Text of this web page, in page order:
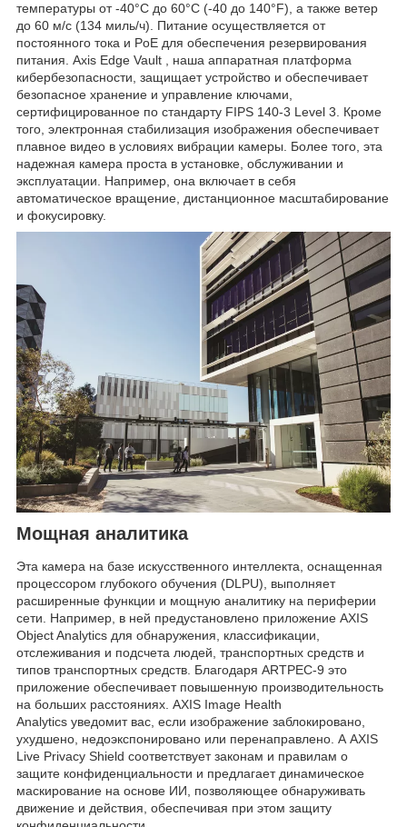
температуры от -40°C до 60°C (-40 до 140°F), а также ветер
до 60 м/с (134 миль/ч). Питание осуществляется от
постоянного тока и PoE для обеспечения резервирования
питания. Axis Edge Vault , наша аппаратная платформа
кибербезопасности, защищает устройство и обеспечивает
безопасное хранение и управление ключами,
сертифицированное по стандарту FIPS 140-3 Level 3. Кроме
того, электронная стабилизация изображения обеспечивает
плавное видео в условиях вибрации камеры. Более того, эта
надежная камера проста в установке, обслуживании и
эксплуатации. Например, она включает в себя
автоматическое вращение, дистанционное масштабирование
и фокусировку.
Мощная аналитика
Эта камера на базе искусственного интеллекта, оснащенная
процессором глубокого обучения (DLPU), выполняет
расширенные функции и мощную аналитику на периферии
сети. Например, в ней предустановлено приложение AXIS
Object Analytics для обнаружения, классификации,
отслеживания и подсчета людей, транспортных средств и
типов транспортных средств. Благодаря ARTPEC-9 это
приложение обеспечивает повышенную производительность
на больших расстояниях. AXIS Image Health
Analytics уведомит вас, если изображение заблокировано,
ухудшено, недоэкспонировано или перенаправлено. А AXIS
Live Privacy Shield соответствует законам и правилам о
защите конфиденциальности и предлагает динамическое
маскирование на основе ИИ, позволяющее обнаруживать
движение и действия, обеспечивая при этом защиту